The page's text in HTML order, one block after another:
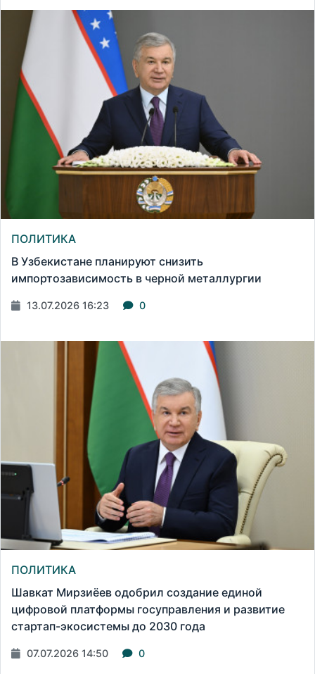
ПОЛИТИКА
В Узбекистане планируют снизить
импортозависимость в черной металлургии
13.07.2026 16:23 0
ПОЛИТИКА
Шавкат Мирзиёев одобрил создание единой
цифровой платформы госуправления и развитие
стартап-экосистемы до 2030 года
07.07.2026 14:50 0